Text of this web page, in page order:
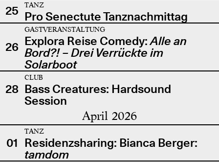
25
TANZ
Pro Senectute Tanznachmittag
26
GASTVERANSTALTUNG
Explora Reise Comedy:Alle an
Bord?! – Drei Verrückte im
Solarboot
28
CLUB
Bass Creatures: Hardsound
Session
April 2026
01
TANZ
Residenzsharing: Bianca Berger:
tamdom